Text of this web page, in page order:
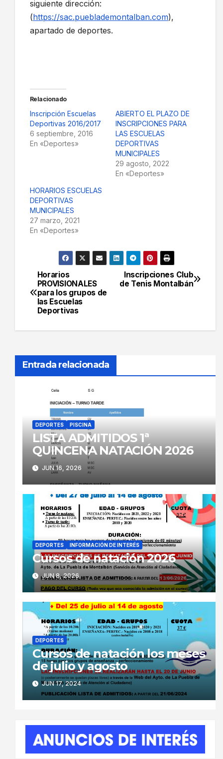
siguiente dirección:
(https://sac.pueblademontalban.com),
apartado de deportes.
Relacionado
Inscripción Escuelas
Deportivas 2016/2017
6 septiembre, 2016
En «Deportes»
ABIERTO EL PLAZO DE
INSCRIPCIONES PARA
LAS ESCUELAS
DEPORTIVAS
MUNICIPALES
29 agosto, 2022
En «Deportes»
HORARIOS ESCUELAS
DEPORTIVAS
MUNICIPALES
27 marzo, 2021
En «Deportes»
Navegación
de
entradas
Inscripciones Club
de Tenis Montalbán
Horarios
PROVISIONALES
para los grupos de
las Escuelas
Deportivas
Entrada relacionada
DEPORTES PISCINA
LISTA ADMITIDOS 1ª
QUINCENA NATACIÓN 2026
JUN 16, 2026
DEPORTES INFORMACIÓN DE INTERÉS
Cursos de natación 2026
JUN 8, 2026
DEPORTES
Cursos de natación los meses
de julio y agosto
JUN 17, 2024